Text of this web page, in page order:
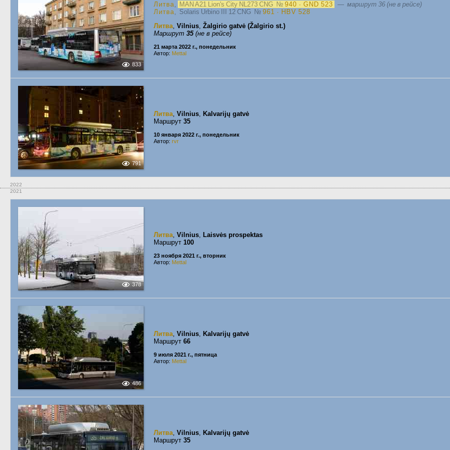
833
Литва, MAN A21 Lion's City NL273 CNG № 940 · GND 523 — маршрут 36 (не в рейсе)
Литва, Solaris Urbino III 12 CNG № 961 · HBV 528
Литва, Vilnius, Žalgirio gatvė (Žalgirio st.)
Маршрут 35(не в рейсе)
21 марта 2022 г., понедельник
Автор: Mettal
791
Литва, Vilnius, Kalvarijų gatvė
Маршрут 35
10 января 2022 г., понедельник
Автор: rvr
2022
2021
378
Литва, Vilnius, Laisvės prospektas
Маршрут 100
23 ноября 2021 г., вторник
Автор: Mettal
486
Литва, Vilnius, Kalvarijų gatvė
Маршрут 66
9 июля 2021 г., пятница
Автор: Mettal
Литва, Vilnius, Kalvarijų gatvė
Маршрут 35